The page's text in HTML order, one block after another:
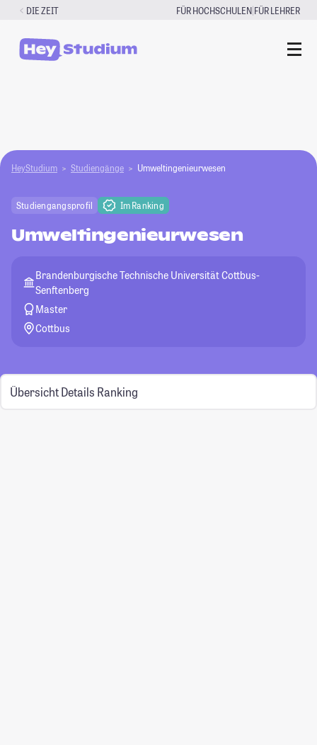
Zum
springen
DIE ZEIT FÜR HOCHSCHULEN|FÜR LEHRER
HeyStudium Studiengänge Umweltingenieurwesen
Studiengangsprofil Im Ranking
Umweltingenieurwesen
Brandenburgische Technische Universität Cottbus-
Senftenberg
Master
Cottbus
Übersicht Details Ranking